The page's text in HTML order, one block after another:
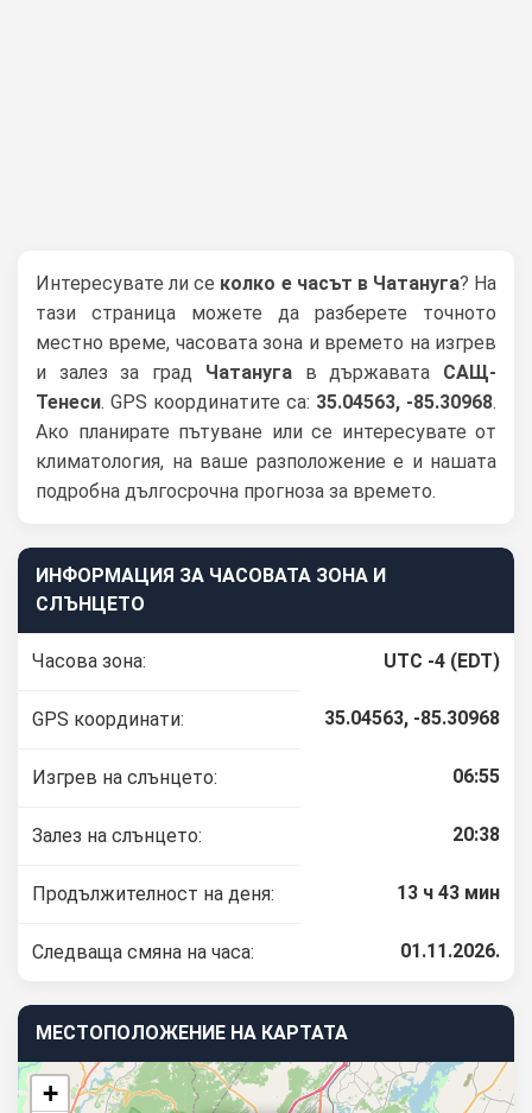
Интересувате ли се колко е часът в Чатануга? На
тази страница можете да разберете точното
местно време, часовата зона и времето на изгрев
и залез за град Чатанугав държавата САЩ-
Тенеси. GPS координатите са: 35.04563, -85.30968.
Ако планирате пътуване или се интересувате от
климатология, на ваше разположение е и нашата
подробна дългосрочна прогноза за времето.
ИНФОРМАЦИЯ ЗА ЧАСОВАТА ЗОНА И
СЛЪНЦЕТО
Часова зона: UTC -4 (EDT)
GPS координати: 35.04563, -85.30968
Изгрев на слънцето: 06:55
Залез на слънцето: 20:38
Продължителност на деня: 13 ч 43 мин
Следваща смяна на часа: 01.11.2026.
МЕСТОПОЛОЖЕНИЕ НА КАРТАТА
+